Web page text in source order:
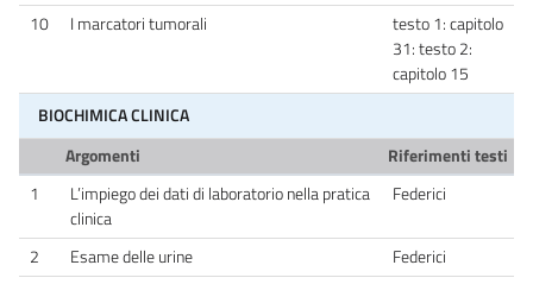
10
I marcatori tumorali
testo 1: capitolo
31: testo 2:
capitolo 15
BIOCHIMICA CLINICA
Argomenti
Riferimenti testi
1
L’impiego dei dati di laboratorio nella pratica
clinica
Federici
2 Esame delle urine
Federici